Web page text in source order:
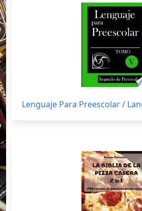
Lenguaje Para Preescolar /